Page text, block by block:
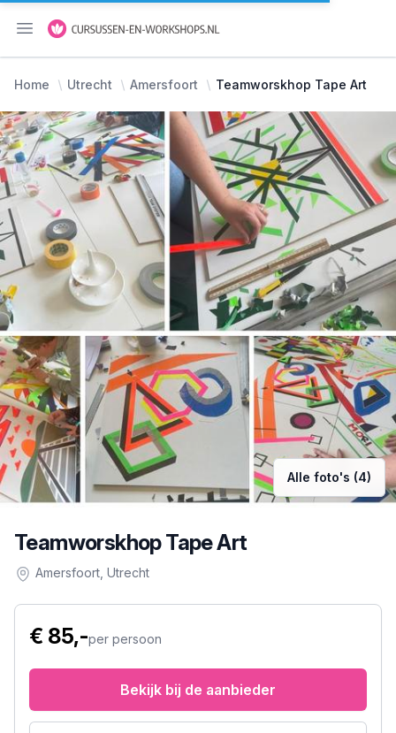
Menu openen
Home Utrecht Amersfoort Teamworskhop Tape Art
Alle foto's (4)
Teamworskhop Tape Art
Amersfoort , Utrecht
€ 85,-per persoon
Bekijk bij de aanbieder